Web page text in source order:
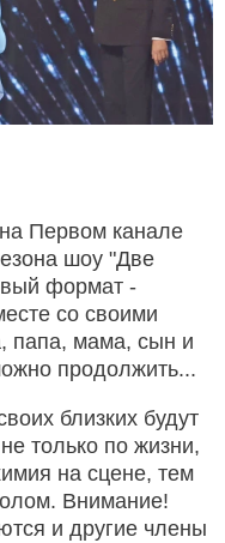
Первом канале
шоу "Две
формат -
со своими
папа, мама, сын и
продолжить...
близких будут
только по жизни,
на сцене, тем
Внимание!
и другие члены